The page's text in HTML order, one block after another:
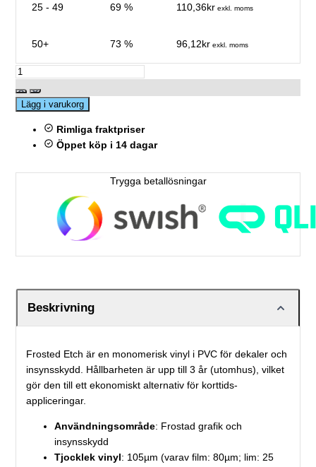
25 - 49 69 % 110,36krexkl. moms
50+ 73 % 96,12krexkl. moms
Lägg i varukorg
Rimliga fraktpriser
Öppet köp i 14 dagar
Trygga betallösningar
Beskrivning
Frosted Etch är en monomerisk vinyl i PVC för dekaler och
insynsskydd. Hållbarheten är upp till 3 år (utomhus), vilket
gör den till ett ekonomiskt alternativ för korttids-
appliceringar.
Användningsområde: Frostad grafik och
insynsskydd
Tjocklek vinyl: 105µm (varav film: 80µm; lim: 25